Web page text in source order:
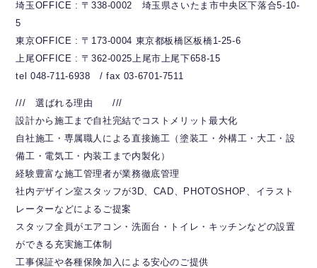
埼玉OFFICE : 〒338-0002 埼玉県さいたま市中央区下落合5-10-
5
東京OFFICE : 〒173-0004 東京都板橋区板橋1-25-6
上尾OFFICE : 〒362-0025上尾市上尾下658-15
tel 048-711-6938 / fax 03-6701-7511
/// 選ばれる理由 ///
設計から施工まで自社完結でコストメリット最大化
自社施工・専属職人による直接施工（塗装工・外構工・大工・設
備工・電気工・内装工まで内製化）
経験豊富な施工管理者が業務徹底管理
社内デザイン室スタッフが3D、CAD、PHOTOSHOP、イラスト
レーターなどによるご提案
スタッフ全員がエアコン・洗面台・トイレ・キッチンなどの設置
ができる充実施工体制
工事保証や各種保険加入による安心のご提供